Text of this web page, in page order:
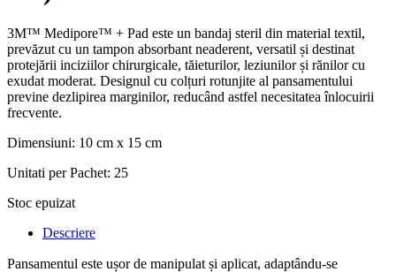
3M™ Medipore™ + Pad este un bandaj steril din material textil,
prevăzut cu un tampon absorbant neaderent, versatil și destinat
protejării inciziilor chirurgicale, tăieturilor, leziunilor și rănilor cu
exudat moderat. Designul cu colțuri rotunjite al pansamentului
previne dezlipirea marginilor, reducând astfel necesitatea înlocuirii
frecvente.
Dimensiuni: 10 cm x 15 cm
Unitati per Pachet: 25
Stoc epuizat
Descriere
Pansamentul este ușor de manipulat și aplicat, adaptându-se